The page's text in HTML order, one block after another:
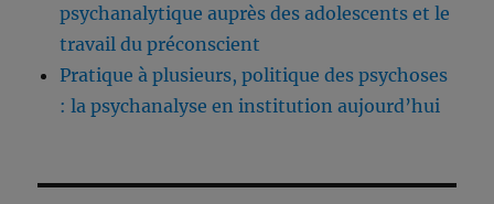
psychanalytique auprès des adolescents et le
travail du préconscient
Pratique à plusieurs, politique des psychoses
: la psychanalyse en institution aujourd’hui